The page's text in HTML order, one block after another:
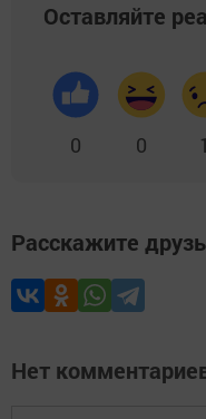
Оставляйте
0 0 1
Расскажите
Нет